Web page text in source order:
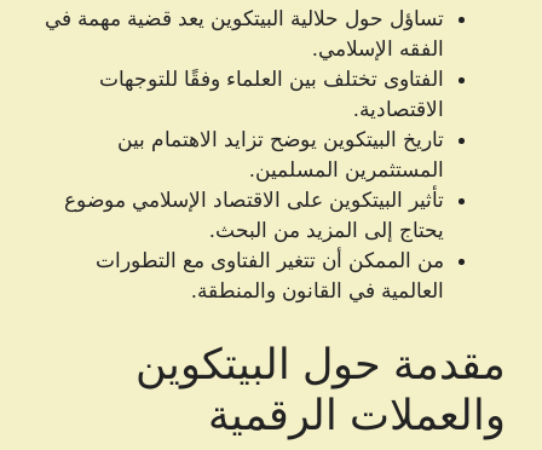
تساؤل حول حلالية البيتكوين يعد قضية مهمة في
الفقه الإسلامي.
الفتاوى تختلف بين العلماء وفقًا للتوجهات
الاقتصادية.
تاريخ البيتكوين يوضح تزايد الاهتمام بين
المستثمرين المسلمين.
تأثير البيتكوين على الاقتصاد الإسلامي موضوع
يحتاج إلى المزيد من البحث.
من الممكن أن تتغير الفتاوى مع التطورات
العالمية في القانون والمنطقة.
مقدمة حول البيتكوين
والعملات الرقمية